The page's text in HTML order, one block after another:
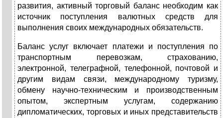
развития, активный торговый баланс необходим как
источник поступления валютных средств для
выполнения своих международных обязательств.
Баланс услуг включает платежи и поступления по
транспортным перевозкам, страхованию,
электронной, телеграфной, телефонной, почтовой и
другим видам связи, международному туризму,
обмену научно-техническим и производственным
опытом, экспертным услугам, содержанию
дипломатических, торговых и иных представительств